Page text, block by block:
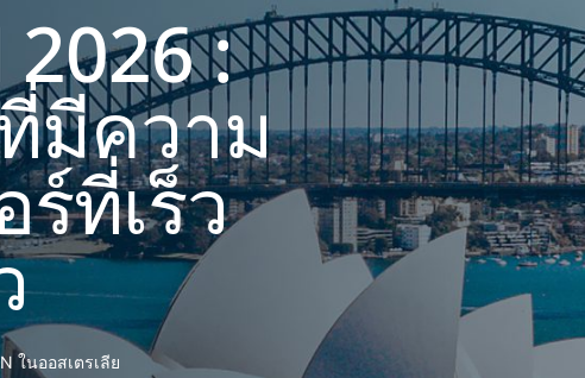
VPN สำหรับเล่นเกม
เกี่ยวกับ ExpressVPN
นึ่งบัญชีจะมอบการเข้าถึงชุดเครื่องมือความเป็นส่วนตัว
มีการเพิ่มขึ้นอย่างต่อเนื่องซึ่งสามารถใช้งานร่วมกันได้
กระดับชีวิตดิจิทัลของคุณ
เข้ารหัสของ VPN
ฟรีใน
150
ทศ
Award-
winning
macOS
antivirus,
firewall,
system tools,
and more.
2026 :
มีความ
ที่เร็ว
ในออสเตรเลีย